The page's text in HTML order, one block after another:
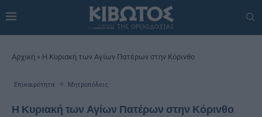
Αρχική » Η Κυριακή των Αγίων Πατέρων στην Κόρινθο
Επικαιρότητα Μητροπόλεις
Η Κυριακή των Αγίων Πατέρων στην Κόρινθο